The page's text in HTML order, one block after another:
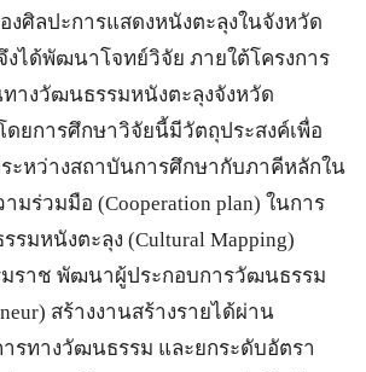
ศิลปะการแสดงหนังตะลุงในจังหวัด
งได้พัฒนาโจทย์วิจัย ภายใต้โครงการ
างวัฒนธรรมหนังตะลุงจังหวัด
ดยการศึกษาวิจัยนี้มีวัตถุประสงค์เพื่อ
ะหว่างสถาบันการศึกษากับภาคีหลักใน
มร่วมมือ (Cooperation plan) ในการ
มหนังตะลุง (Cultural Mapping)
ราช พัฒนาผู้ประกอบการวัฒนธรรม
สร้างงานสร้างรายได้ผ่าน
รทางวัฒนธรรม และยกระดับอัตรา